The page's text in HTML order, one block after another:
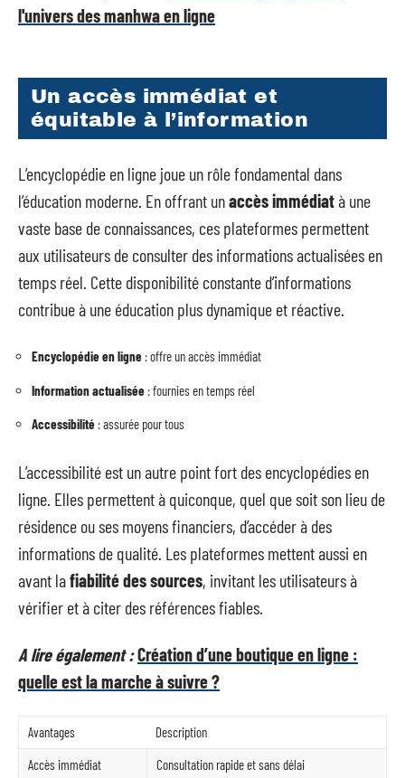
l'univers des manhwa en ligne
Un accès immédiat et
équitable à l’information
L’encyclopédie en ligne joue un rôle fondamental dans
l’éducation moderne. En offrant unaccès immédiatà une
vaste base de connaissances, ces plateformes permettent
aux utilisateurs de consulter des informations actualisées en
temps réel. Cette disponibilité constante d’informations
contribue à une éducation plus dynamique et réactive.
Encyclopédie en ligne : offre un accès immédiat
Information actualisée : fournies en temps réel
Accessibilité : assurée pour tous
L’accessibilité est un autre point fort des encyclopédies en
ligne. Elles permettent à quiconque, quel que soit son lieu de
résidence ou ses moyens financiers, d’accéder à des
informations de qualité. Les plateformes mettent aussi en
avant lafiabilité des sources, invitant les utilisateurs à
vérifier et à citer des références fiables.
A lire également :Création d’une boutique en ligne :
quelle est la marche à suivre ?
Avantages
Description
Accès immédiat
Consultation rapide et sans délai